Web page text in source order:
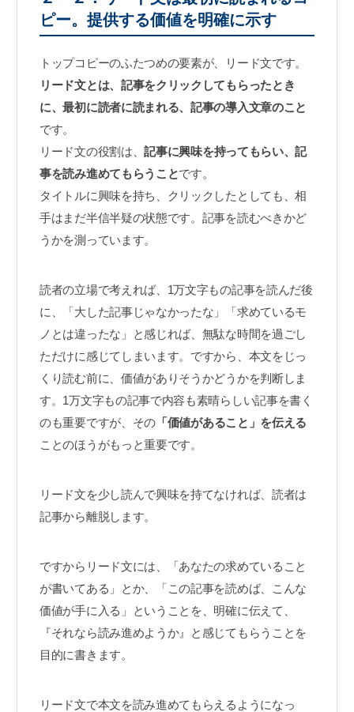
ピー。提供する価値を明確に示す
トップコピーのふたつめの要素が、リード文です。
リード文とは、記事をクリックしてもらったとき
に、最初に読者に読まれる、記事の導入文章のこと
です。
リード文の役割は、記事に興味を持ってもらい、記
事を読み進めてもらうことです。
タイトルに興味を持ち、クリックしたとしても、相
手はまだ半信半疑の状態です。記事を読むべきかど
うかを測っています。
読者の立場で考えれば、1万文字もの記事を読んだ後
に、「大した記事じゃなかったな」「求めているモ
ノとは違ったな」と感じれば、無駄な時間を過ごし
ただけに感じてしまいます。ですから、本文をじっ
くり読む前に、価値がありそうかどうかを判断しま
す。1万文字もの記事で内容も素晴らしい記事を書く
のも重要ですが、その 「価値があること」を伝える
ことのほうがもっと重要です。
リード文を少し読んで興味を持てなければ、読者は
記事から離脱します。
ですからリード文には、「あなたの求めていること
が書いてある」とか、「この記事を読めば、こんな
価値が手に入る」ということを、明確に伝えて、
『それなら読み進めようか』と感じてもらうことを
目的に書きます。
リード文で本文を読み進めてもらえるようになっ